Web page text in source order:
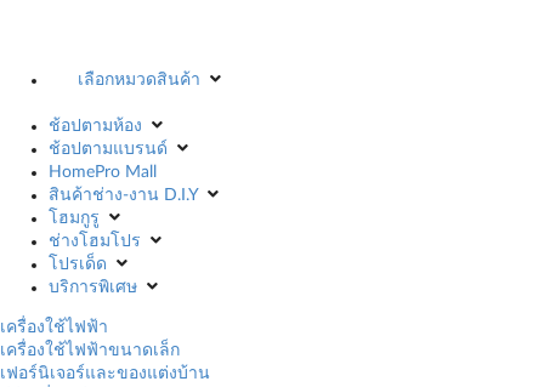
เลือกหมวดสินค้า
ช้อปตามห้อง
ช้อปตามแบรนด์
HomePro Mall
สินค้าช่าง-งาน D.I.Y
โฮมกูรู
ช่างโฮมโปร
โปรเด็ด
บริการพิเศษ
เครื่องใช้ไฟฟ้า
เครื่องใช้ไฟฟ้าขนาดเล็ก
เฟอร์นิเจอร์และของแต่งบ้าน